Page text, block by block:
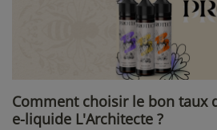
Comment choisir le bon taux
e-liquide L'Architecte ?